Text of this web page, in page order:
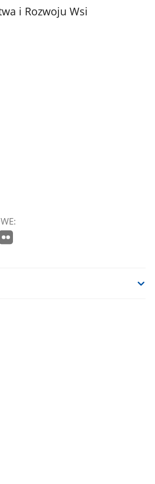
galerii.
i Rozwoju Wsi